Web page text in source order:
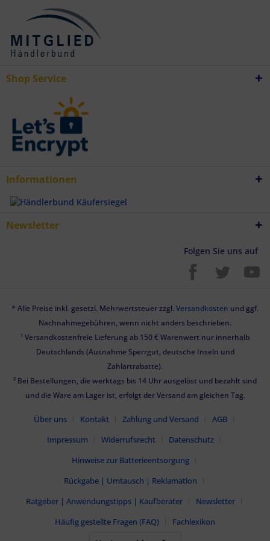
Shop Service
Informationen
Newsletter
Folgen Sie uns auf
* Alle Preise inkl. gesetzl. Mehrwertsteuer zzgl. Versandkosten und ggf.
Nachnahmegebühren, wenn nicht anders beschrieben.
¹ Versandkostenfreie Lieferung ab 150 € Warenwert nur innerhalb
Deutschlands (Ausnahme Sperrgut, deutsche Inseln und
Zahlartrabatte).
² Bei Bestellungen, die werktags bis 14 Uhr ausgelöst und bezahlt sind
und die Ware am Lager ist, erfolgt der Versand am gleichen Tag.
Über uns Kontakt Zahlung und Versand
AGB
Impressum
Widerrufsrecht
Datenschutz
Hinweise zur Batterieentsorgung
Rückgabe | Umtausch | Reklamation
Ratgeber | Anwendungstipps | Kaufberater
Newsletter
Häufig gestellte Fragen (FAQ)
Fachlexikon